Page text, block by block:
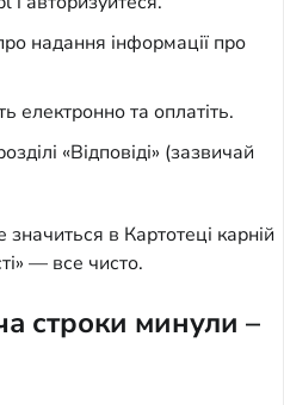
надання інформації про
електронно та оплатіть.
«Відповіді» (зазвичай
в Картотеці карній
— все чисто.
строки минули –